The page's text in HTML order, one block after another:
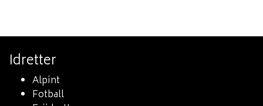
Idretter
Alpint
Fotball